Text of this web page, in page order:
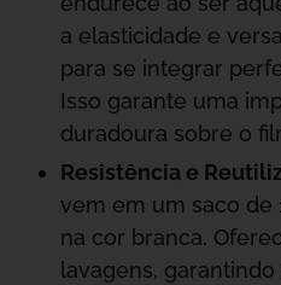
a elasticidade e
para se integrar
Isso garante uma
duradoura sobre o
Resistência e
vem em um saco de
na cor branca.
lavagens,